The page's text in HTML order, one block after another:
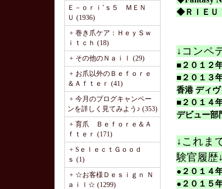
Ｅ－ｏｒｉ’ｓ５ ＭＥＮ
Ｕ (1936)
+ 巻き爪ケア：ＨｅｙＳｗ
ｉｔｃｈ (18)
+ その他のＮａｉｌ (29)
+ お爪以外のＢｅｆｏｒｅ
＆Ａｆｔｅｒ (41)
+ 今月のブログキャンペー
ンを詳しく見てみよう♪ (353)
+ 育爪 Ｂｅｆｏｒｅ＆Ａ
ｆｔｅｒ (171)
+ SｅｌｅｃｔＧｏｏｄ
ｓ (1)
+ ☆お客様Ｄｅｓｉｇｎ Ｎ
ａｉｌ☆ (1299)
◆ＲＩＥＵ
↓コンペ
■２０１２
■２０１
香港 ディ
■２０１４
デビュー
↓これま
験官履歴
●２０１４
●２０１５